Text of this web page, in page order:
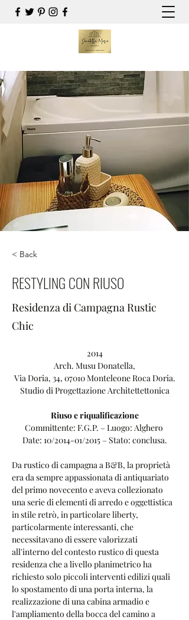
< Back
RESTYLING CON RIUSO
Residenza di Campagna Rustic
Chic
2014
Arch. Musu Donatella,
Via Doria, 34, 07010 Monteleone Roca Doria.
Studio di Progettazione Architettettonica
Riuso e riqualificazione
Committente: F.G.P. – Luogo: Alghero
Date: 10/2014-01/2015 – Stato: conclusa.
Da rustico di campagna a B&B, la proprietà
era da sempre appassionata di antiquariato
del primo novecento e aveva collezionato
una serie di elementi di arredo e oggettistica
in stile retrò, in particolare liberty,
particolarmente interessanti, che
necessitavano di essere valorizzati
all'interno del contesto rustico di questa
residenza che a livello planimetrico ha
richiesto solo piccoli interventi edilizi quali
lo spostamento di una porta interna, la
realizzazione di una cabina armadio e
l'ampliamento della bocca del camino a